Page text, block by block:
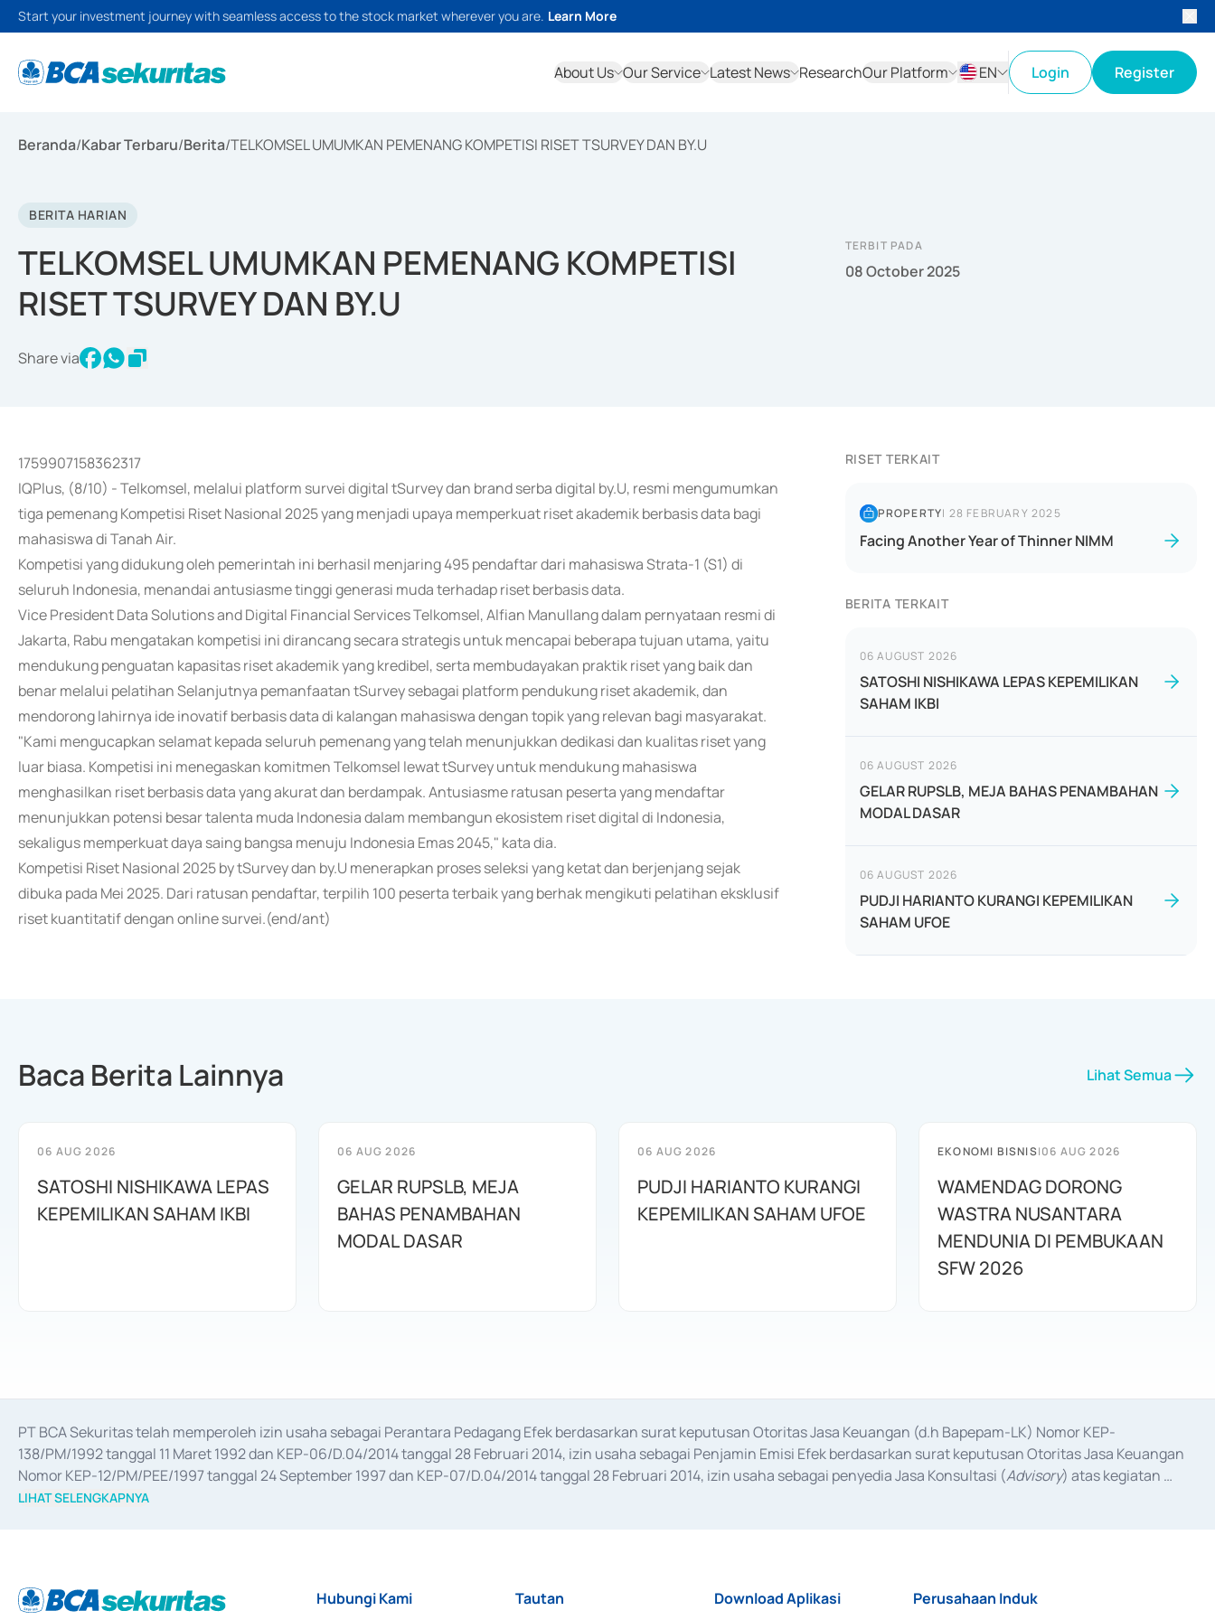
Start your investment journey with seamless access to the stock market wherever you are. Learn More
About Us Our Service Latest News ResearchOur Platform
EN
Login Register
Beranda/Kabar Terbaru/Berita/TELKOMSEL UMUMKAN PEMENANG KOMPETISI RISET TSURVEY DAN BY.U
BERITA HARIAN
TELKOMSEL UMUMKAN PEMENANG KOMPETISI
RISET TSURVEY DAN BY.U
Share via
TERBIT PADA
08 October 2025
1759907158362317
IQPlus, (8/10) - Telkomsel, melalui platform survei digital tSurvey dan brand serba digital by.U, resmi mengumumkan
tiga pemenang Kompetisi Riset Nasional 2025 yang menjadi upaya memperkuat riset akademik berbasis data bagi
mahasiswa di Tanah Air.
Kompetisi yang didukung oleh pemerintah ini berhasil menjaring 495 pendaftar dari mahasiswa Strata-1 (S1) di
seluruh Indonesia, menandai antusiasme tinggi generasi muda terhadap riset berbasis data.
Vice President Data Solutions and Digital Financial Services Telkomsel, Alfian Manullang dalam pernyataan resmi di
Jakarta, Rabu mengatakan kompetisi ini dirancang secara strategis untuk mencapai beberapa tujuan utama, yaitu
mendukung penguatan kapasitas riset akademik yang kredibel, serta membudayakan praktik riset yang baik dan
benar melalui pelatihan Selanjutnya pemanfaatan tSurvey sebagai platform pendukung riset akademik, dan
mendorong lahirnya ide inovatif berbasis data di kalangan mahasiswa dengan topik yang relevan bagi masyarakat.
"Kami mengucapkan selamat kepada seluruh pemenang yang telah menunjukkan dedikasi dan kualitas riset yang
luar biasa. Kompetisi ini menegaskan komitmen Telkomsel lewat tSurvey untuk mendukung mahasiswa
menghasilkan riset berbasis data yang akurat dan berdampak. Antusiasme ratusan peserta yang mendaftar
menunjukkan potensi besar talenta muda Indonesia dalam membangun ekosistem riset digital di Indonesia,
sekaligus memperkuat daya saing bangsa menuju Indonesia Emas 2045," kata dia.
Kompetisi Riset Nasional 2025 by tSurvey dan by.U menerapkan proses seleksi yang ketat dan berjenjang sejak
dibuka pada Mei 2025. Dari ratusan pendaftar, terpilih 100 peserta terbaik yang berhak mengikuti pelatihan eksklusif
riset kuantitatif dengan online survei.(end/ant)
RISET TERKAIT
PROPERTY| 28 FEBRUARY 2025
Facing Another Year of Thinner NIMM
BERITA TERKAIT
06 AUGUST 2026
SATOSHI NISHIKAWA LEPAS KEPEMILIKAN
SAHAM IKBI
06 AUGUST 2026
GELAR RUPSLB, MEJA BAHAS PENAMBAHAN
MODAL DASAR
06 AUGUST 2026
PUDJI HARIANTO KURANGI KEPEMILIKAN
SAHAM UFOE
Baca Berita Lainnya Lihat Semua
06 AUG 2026
SATOSHI NISHIKAWA LEPAS
KEPEMILIKAN SAHAM IKBI
06 AUG 2026
GELAR RUPSLB, MEJA
BAHAS PENAMBAHAN
MODAL DASAR
06 AUG 2026
PUDJI HARIANTO KURANGI
KEPEMILIKAN SAHAM UFOE
EKONOMI BISNIS|06 AUG 2026
WAMENDAG DORONG
WASTRA NUSANTARA
MENDUNIA DI PEMBUKAAN
SFW 2026
PT BCA Sekuritas telah memperoleh izin usaha sebagai Perantara Pedagang Efek berdasarkan surat keputusan Otoritas Jasa Keuangan (d.h Bapepam-LK) Nomor KEP-
138/PM/1992 tanggal 11 Maret 1992 dan KEP-06/D.04/2014 tanggal 28 Februari 2014, izin usaha sebagai Penjamin Emisi Efek berdasarkan surat keputusan Otoritas Jasa Keuangan
Nomor KEP-12/PM/PEE/1997 tanggal 24 September 1997 dan KEP-07/D.04/2014 tanggal 28 Februari 2014, izin usaha sebagai penyedia Jasa Konsultasi (Advisory) atas kegiatan
merger, akuisisi, divestasi, dan
LIHAT SELENGKAPNYA
Hubungi Kami Tautan Download Aplikasi Perusahaan Induk